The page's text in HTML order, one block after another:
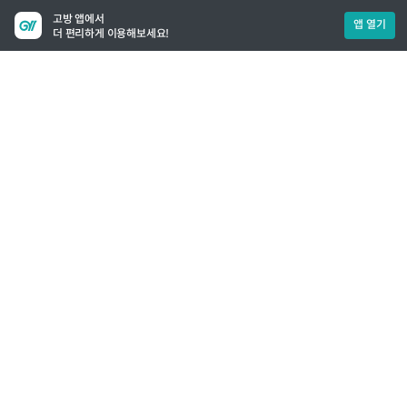
고방 앱에서
더 편리하게 이용해보세요!
앱 열기